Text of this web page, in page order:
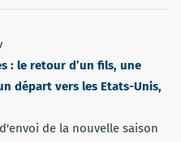
: le retour d’un fils, une
départ vers les Etats-Unis,
de la nouvelle saison